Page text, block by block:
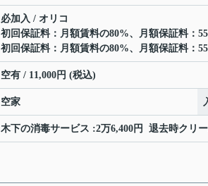
必加入 / オリコ
初回保証料：月額賃料の80%、月額保証料：
初回保証料：月額賃料の80%、月額保証料：
空有 / 11,000円 (税込)
空家
木下の消毒サービス :2万6,400円 退去時クリ